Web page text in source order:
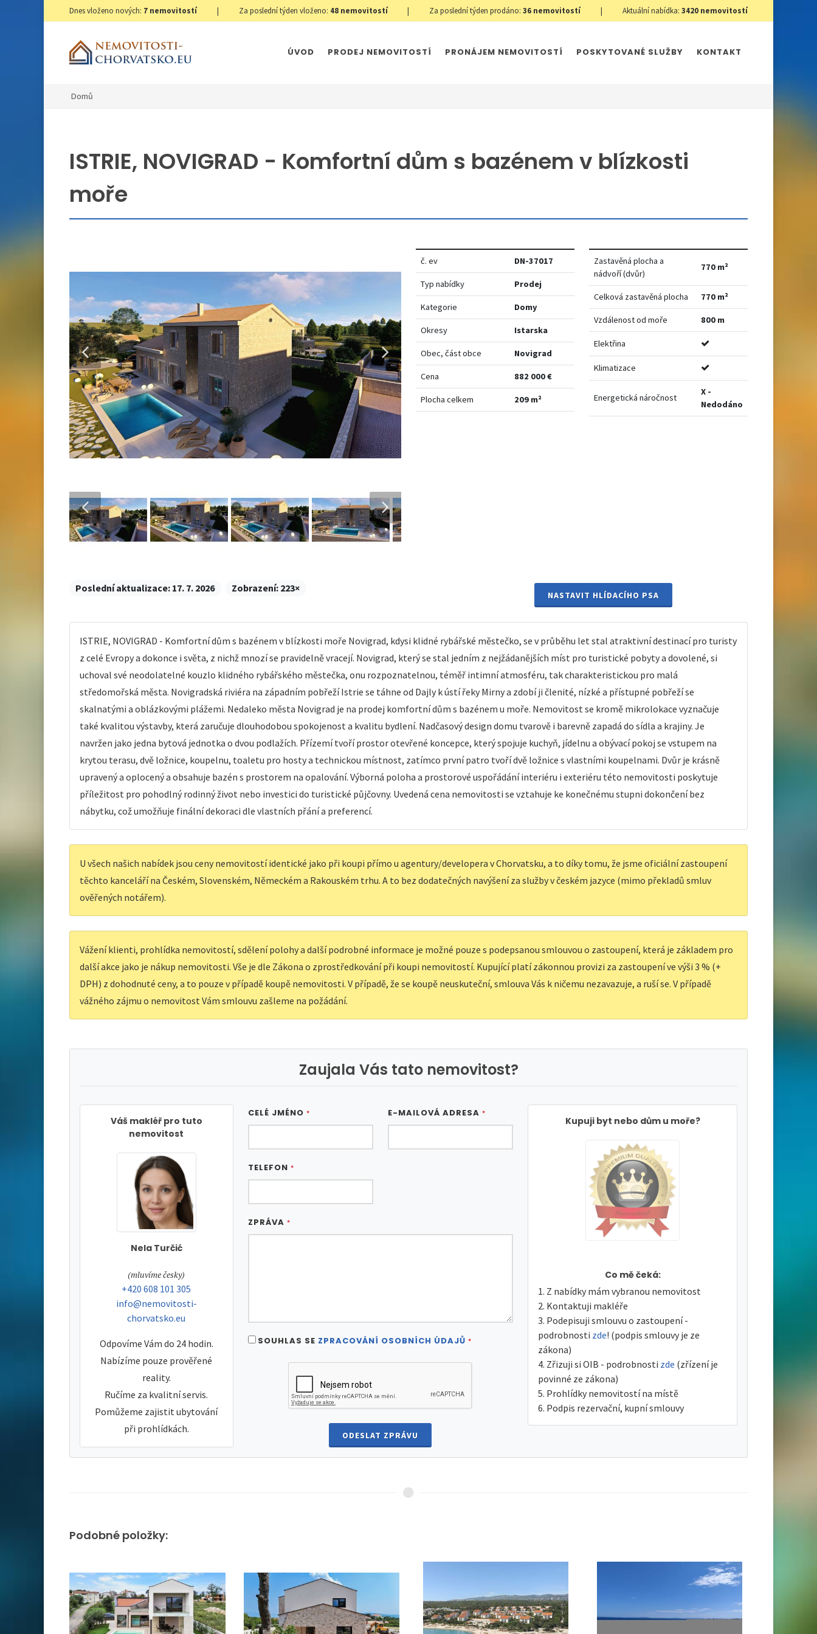
Dnes vloženo nových: 7 nemovitostí | Za poslední týden vloženo: 48 nemovitostí | Za poslední týden prodáno:36 nemovitostí | Aktuální nabídka: 3420 nemovitostí
ÚVOD PRODEJ NEMOVITOSTÍ PRONÁJEM NEMOVITOSTÍ POSKYTOVANÉ SLUŽBY KONTAKT
Domů
ISTRIE, NOVIGRAD - Komfortní dům s bazénem v blízkosti
moře
č. ev DN-37017
Typ nabídky Prodej
Kategorie Domy
Okresy Istarska
Obec, část obce Novigrad
Cena 882 000 €
Plocha celkem 209 m²
Zastavěná plocha a
nádvoří (dvůr)
770 m²
Celková zastavěná plocha 770 m²
Vzdálenost od moře 800 m
Elektřina
Klimatizace
Energetická náročnost
X -
Nedodáno
Poslední aktualizace: 17. 7. 2026 Zobrazení: 223×
NASTAVIT HLÍDACÍHO PSA
ISTRIE, NOVIGRAD - Komfortní dům s bazénem v blízkosti moře Novigrad, kdysi klidné rybářské městečko, se v průběhu let stal atraktivní destinací pro turisty
z celé Evropy a dokonce i světa, z nichž mnozí se pravidelně vracejí. Novigrad, který se stal jedním z nejžádanějších míst pro turistické pobyty a dovolené, si
uchoval své neodolatelné kouzlo klidného rybářského městečka, onu rozpoznatelnou, téměř intimní atmosféru, tak charakteristickou pro malá
středomořská města. Novigradská riviéra na západním pobřeží Istrie se táhne od Dajly k ústí řeky Mirny a zdobí ji členité, nízké a přístupné pobřeží se
skalnatými a oblázkovými plážemi. Nedaleko města Novigrad je na prodej komfortní dům s bazénem u moře. Nemovitost se kromě mikrolokace vyznačuje
také kvalitou výstavby, která zaručuje dlouhodobou spokojenost a kvalitu bydlení. Nadčasový design domu tvarově i barevně zapadá do sídla a krajiny. Je
navržen jako jedna bytová jednotka o dvou podlažích. Přízemí tvoří prostor otevřené koncepce, který spojuje kuchyň, jídelnu a obývací pokoj se vstupem na
krytou terasu, dvě ložnice, koupelnu, toaletu pro hosty a technickou místnost, zatímco první patro tvoří dvě ložnice s vlastními koupelnami. Dvůr je krásně
upravený a oplocený a obsahuje bazén s prostorem na opalování. Výborná poloha a prostorové uspořádání interiéru i exteriéru této nemovitosti poskytuje
příležitost pro pohodlný rodinný život nebo investici do turistické půjčovny. Uvedená cena nemovitosti se vztahuje ke konečnému stupni dokončení bez
nábytku, což umožňuje finální dekoraci dle vlastních přání a preferencí.
U všech našich nabídek jsou ceny nemovitostí identické jako při koupi přímo u agentury/developera v Chorvatsku, a to díky tomu, že jsme oficiální zastoupení
těchto kanceláří na Českém, Slovenském, Německém a Rakouském trhu. A to bez dodatečných navýšení za služby v českém jazyce (mimo překladů smluv
ověřených notářem).
Vážení klienti, prohlídka nemovitostí, sdělení polohy a další podrobné informace je možné pouze s podepsanou smlouvou o zastoupení, která je základem pro
další akce jako je nákup nemovitosti. Vše je dle Zákona o zprostředkování při koupi nemovitostí. Kupující platí zákonnou provizi za zastoupení ve výši 3 % (+
DPH) z dohodnuté ceny, a to pouze v případě koupě nemovitosti. V případě, že se koupě neuskuteční, smlouva Vás k ničemu nezavazuje, a ruší se. V případě
vážného zájmu o nemovitost Vám smlouvu zašleme na požádání.
Zaujala Vás tato nemovitost?
Váš makléř pro tuto
nemovitost
Nela Turčić
tel:
(mluvíme česky)
tel:
+420 608 101 305
e-mail:
info@nemovitosti-
chorvatsko.eu
Odpovíme Vám do 24 hodin.
Nabízíme pouze prověřené
reality.
Ručíme za kvalitní servis.
Pomůžeme zajistit ubytování
při prohlídkách.
CELÉ JMÉNO * E-MAILOVÁ ADRESA *
TELEFON *
ZPRÁVA *
SOUHLAS SE ZPRACOVÁNÍ OSOBNÍCH ÚDAJŮ *
ODESLAT ZPRÁVU
Kupuji byt nebo dům u moře?
Co mě čeká:
Z nabídky mám vybranou nemovitost
Kontaktuji makléře
Podepisuji smlouvu o zastoupení -
podrobnosti zde! (podpis smlouvy je ze
zákona)
Zřizuji si OIB - podrobnosti zde (zřízení je
povinné ze zákona)
Prohlídky nemovitostí na místě
Podpis rezervační, kupní smlouvy
Podobné položky: